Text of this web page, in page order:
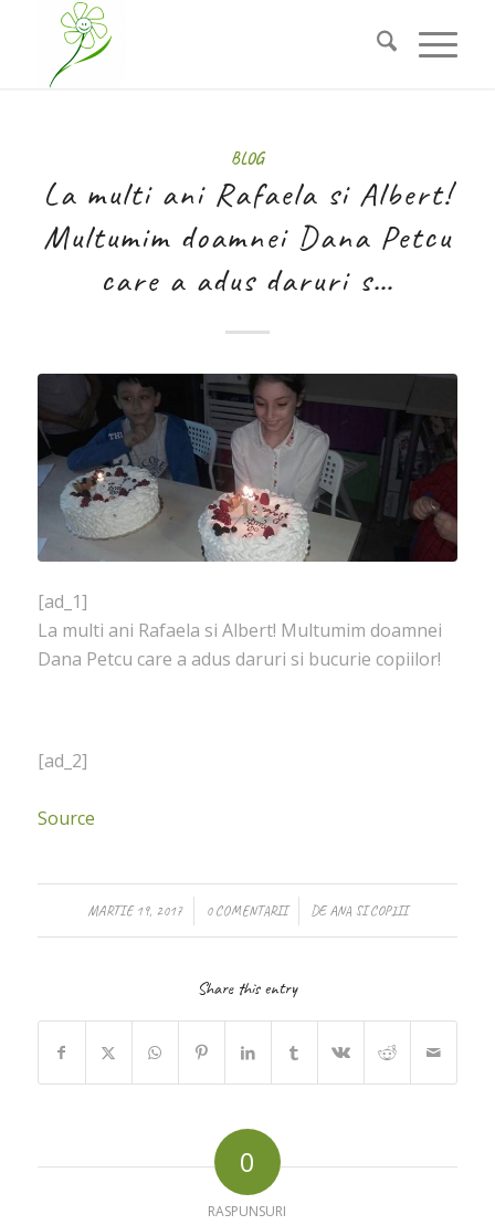
BLOG
La multi ani Rafaela si Albert!
Multumim doamnei Dana Petcu
care a adus daruri s…
[ad_1]
La multi ani Rafaela si Albert! Multumim doamnei
Dana Petcu care a adus daruri si bucurie copiilor!
[ad_2]
Source
MARTIE 19, 2017
/ 0 COMENTARII
/ DEANA SI COPIII
Share this entry
0
RASPUNSURI